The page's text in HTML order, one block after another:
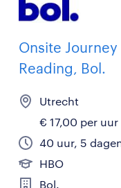
Onsite
Reading, Bol.
Utrecht
€ 17,00 per uur
40 uur, 5
HBO
Bol.